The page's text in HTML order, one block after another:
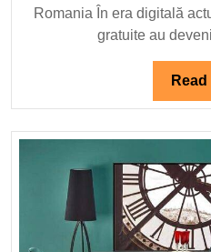
Romania În era digitală
gratuite au
Read